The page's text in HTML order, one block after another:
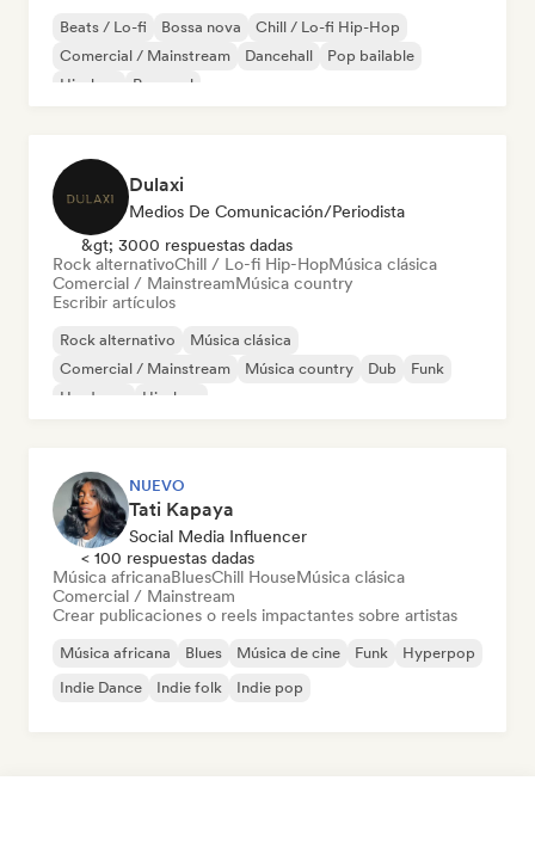
Beats / Lo-fi Bossa nova
Chill / Lo-fi Hip-Hop
Comercial / Mainstream
Dancehall
Pop bailable
Hip-hop
Pop soul
Dulaxi
Medios De Comunicación/Periodista
&gt; 3000 respuestas dadas
Rock alternativoChill / Lo-fi Hip-HopMúsica clásica
Comercial / MainstreamMúsica country
Escribir artículos
Rock alternativo
Música clásica
Comercial / Mainstream
Música country Dub
Funk
Hardcore
Hip-hop
NUEVO
Tati Kapaya
Social Media Influencer
< 100 respuestas dadas
Música africanaBluesChill HouseMúsica clásica
Comercial / Mainstream
Crear publicaciones o reels impactantes sobre artistas
Música africana Blues Música de cine Funk
Hyperpop
Indie Dance
Indie folk Indie pop